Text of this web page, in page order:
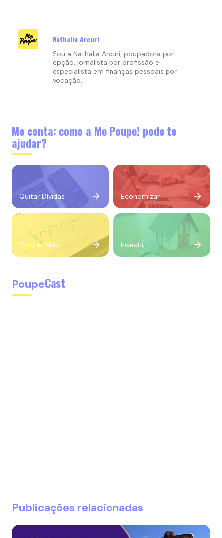
Nathalia Arcuri
Sou a Nathalia Arcuri, poupadora por
opção, jornalista por profissão e
especialista em finanças pessoais por
vocação.
Me conta: como a Me Poupe! pode te
ajudar?
Quitar Dívidas Economizar
Ganhar Mais Investir
PoupeCast
Publicações relacionadas